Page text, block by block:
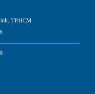
TP.HCM